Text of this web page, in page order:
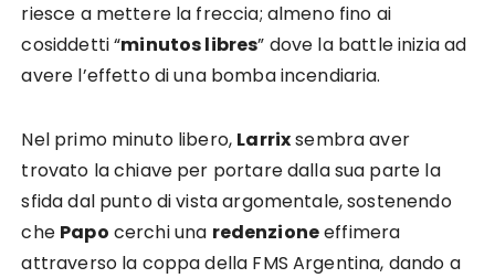
riesce a mettere la freccia; almeno fino ai
cosiddetti “minutos libres” dove la battle inizia ad
avere l’effetto di una bomba incendiaria.
Nel primo minuto libero, Larrixsembra aver
trovato la chiave per portare dalla sua parte la
sfida dal punto di vista argomentale, sostenendo
che Papo cerchi una redenzioneeffimera
attraverso la coppa della FMS Argentina, dando a